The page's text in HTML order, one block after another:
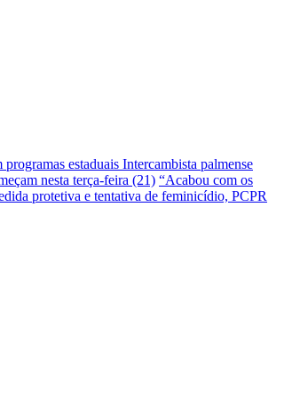
estaduais Intercambista palmense
nesta terça-feira (21) “Acabou com os
protetiva e tentativa de feminicídio, PCPR